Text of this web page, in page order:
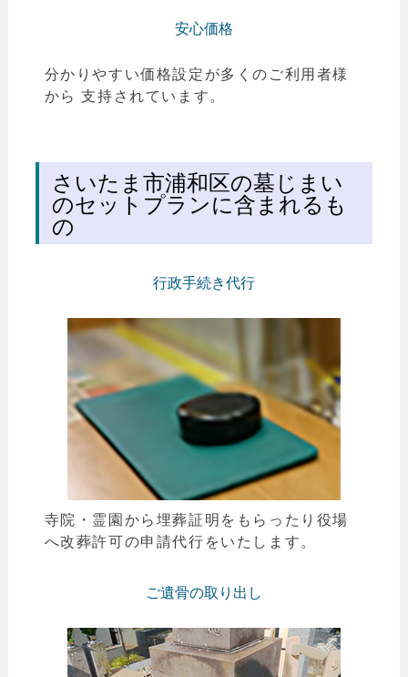
安心価格
分かりやすい価格設定が多くのご利用者様
から 支持されています。
さいたま市浦和区の墓じまい
のセットプランに含まれるも
の
行政手続き代行
寺院・霊園から埋葬証明をもらったり役場
へ改葬許可の申請代行をいたします。
ご遺骨の取り出し